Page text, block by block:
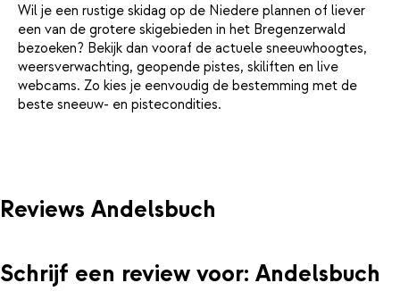
Wil je een rustige skidag op de Niedere plannen of liever
een van de grotere skigebieden in het Bregenzerwald
bezoeken? Bekijk dan vooraf de actuele sneeuwhoogtes,
weersverwachting, geopende pistes, skiliften en live
webcams. Zo kies je eenvoudig de bestemming met de
beste sneeuw- en pistecondities.
Reviews Andelsbuch
Schrijf een review voor: Andelsbuch